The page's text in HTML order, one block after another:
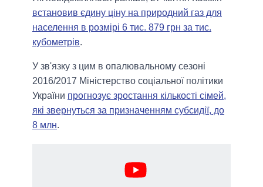
встановив єдину ціну на природний газ для
населення в розмірі 6 тис. 879 грн за тис.
кубометрів.
У зв'язку з цим в опалювальному сезоні
2016/2017 Міністерство соціальної політики
України прогнозує зростання кількості сімей,
які звернуться за призначенням субсидії, до
8 млн.